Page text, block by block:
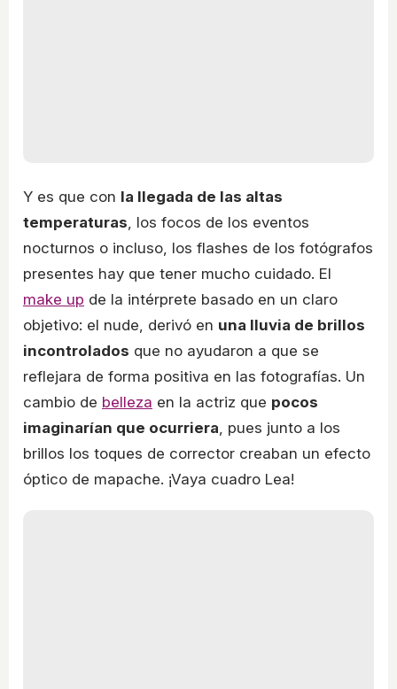
Y es que con la llegada de las altas
temperaturas , los focos de los eventos
nocturnos o incluso, los flashes de los fotógrafos
presentes hay que tener mucho cuidado. El
make up de la intérprete basado en un claro
objetivo: el nude, derivó en una lluvia de brillos
incontrolados que no ayudaron a que se
reflejara de forma positiva en las fotografías. Un
cambio de belleza en la actriz que pocos
imaginarían que ocurriera , pues junto a los
brillos los toques de corrector creaban un efecto
óptico de mapache. ¡Vaya cuadro Lea!